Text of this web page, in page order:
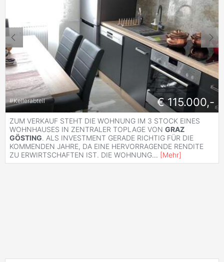
#Kellerabteil € 115.000,-
ZUM VERKAUF STEHT DIE WOHNUNG IM 3 STOCK EINES
WOHNHAUSES IN ZENTRALER TOPLAGE VON GRAZ
GÖSTING. ALS INVESTMENT GERADE RICHTIG FÜR DIE
KOMMENDEN JAHRE, DA EINE HERVORRAGENDE RENDITE
ZU ERWIRTSCHAFTEN IST. DIE WOHNUNG... [Mehr]